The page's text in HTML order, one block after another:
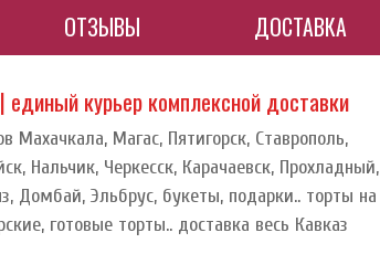
ОТЗЫВЫ ДОСТАВКА
единый курьер комплексной доставки
Махачкала, Магас, Пятигорск, Ставрополь,
Нальчик, Черкесск, Карачаевск, Прохладный,
Домбай, Эльбрус, букеты, подарки.. торты на
готовые торты.. доставка весь Кавказ